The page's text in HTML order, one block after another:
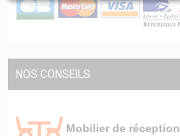
NOS CONSEILS
Mobilier de réception